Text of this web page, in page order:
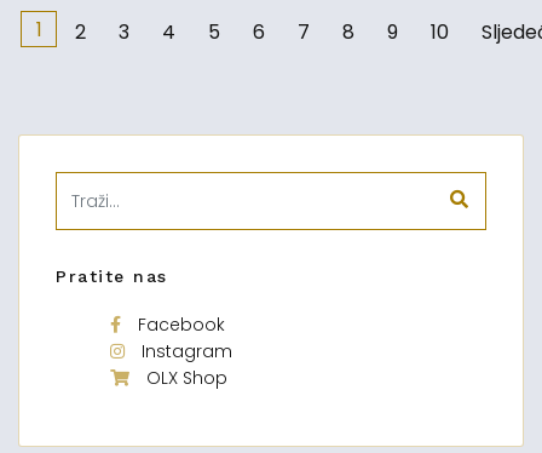
1 2 3 4 5 6 7 8 9 10
Pratite nas
Facebook
Instagram
OLX Shop